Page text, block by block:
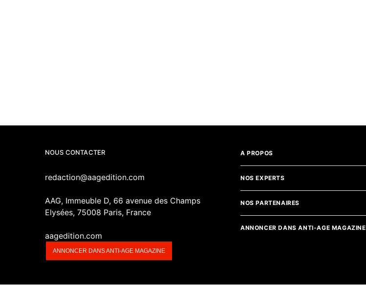
NOUS CONTACTER
redaction@aagedition.com
AAG, Immeuble D, 66 avenue des Champs
Elysées, 75008 Paris, France
aagedition.com
ANNONCER DANS ANTI-AGE MAGAZINE
A PROPOS
NOS EXPERTS
NOS PARTENAIRES
ANNONCER DANS ANTI-AGE MAGAZINE